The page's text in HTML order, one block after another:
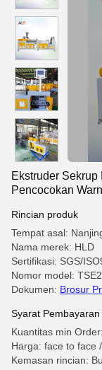
Ekstruder
Pencocokan
Rincian produk
Tempat asal:
Nama merek: HLD
Sertifikasi: SGS/
Nomor model:
Dokumen: Brosur
Syarat
Kuantitas min
Harga: face to face
Kemasan rincian: